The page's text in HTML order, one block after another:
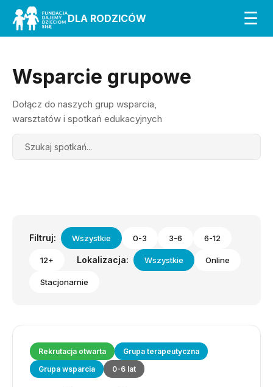
DLA RODZICÓW ☰
Wsparcie grupowe
Dołącz do naszych grup wsparcia,
warsztatów i spotkań edukacyjnych
Search
Filtruj: Wszystkie 0-3 3-6 6-12
12+ Lokalizacja: Wszystkie Online
Stacjonarnie
Rekrutacja otwarta
Grupa terapeutyczna
Grupa wsparcia
0-6 lat